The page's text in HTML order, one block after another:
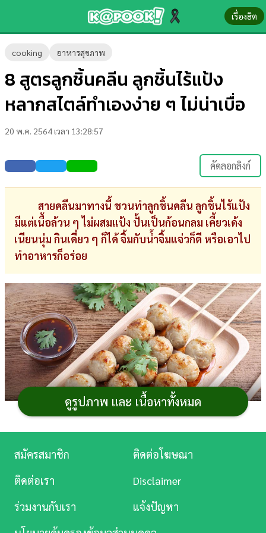
เรื่องฮิต
cooking อาหารสุขภาพ
8 สูตรลูกชิ้นคลีน ลูกชิ้นไร้แป้ง
หลากสไตล์ทำเองง่าย ๆ ไม่น่าเบื่อ
20 พ.ค. 2564 เวลา 13:28:57
คัดลอกลิงก์
สายคลีนมาทางนี้ ชวนทำลูกชิ้นคลีน ลูกชิ้นไร้แป้ง
มีแต่เนื้อล้วน ๆ ไม่ผสมแป้ง ปั้นเป็นก้อนกลม เคี้ยวเด้ง
เนียนนุ่ม กินเดี่ยว ๆ ก็ได้ จิ้มกับน้ำจิ้มแจ่วก็ดี หรือเอาไป
ทำอาหารก็อร่อย
ใครอยากทำ สูตรอาหาร
คอมขอนำเสนอวิธีทำลูกชิ้นคลีน ลูกชิ้นไร้แป้ง เช่น ลูกชิ้น
อกไก่ ลูกชิ้นงาดำ ลูกชิ้นอกไก่ย่าง ลูกชิ้นปลา เป็นต้น ลอง
ดูรูปภาพ และ เนื้อหาทั้งหมด
ข่าว-
ความ
รู้
บันเทิง
ตรวจ
ผล
บอล
สด
การ
เงิน
การ
ศึกษา
บันเทิง
ดู
Music
สมัครสมาชิก
ติดต่อโฆษณา
ติดต่อเรา
Disclaimer
ร่วมงานกับเรา
แจ้งปัญหา